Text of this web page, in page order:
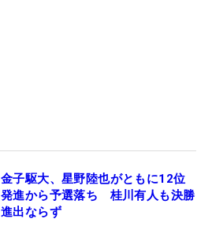
金子駆大、星野陸也がともに12位
発進から予選落ち 桂川有人も決勝
進出ならず